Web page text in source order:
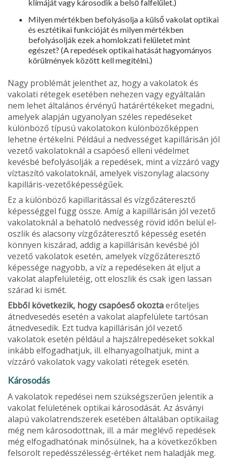
klímáját vagy károsodik a belső falfelület.)
Milyen mértékben befolyásolja a külső vako­lat optikai
és esztétikai funkcióját és milyen mértékben
befolyásolják ezek a homlokzati felületet mint
egészet? (A repedések optikai hatását hagyományos
körülmények között kell megítélni.)
Nagy problémát jelenthet az, hogy a vakolatok és
vakolati rétegek esetében nehezen vagy egyáltalán
nem lehet általános érvényű határértékeket megad­ni,
amelyek alapján ugyanolyan széles repedéseket
különböző típusú vakolatokon különbözőképpen
lehetne értékelni. Például a nedvességet kapillárisán jól
vezető vakolatoknál a csapóeső elleni védelmet
kevésbé befolyásolják a repedések, mint a vízzáró vagy
víztaszító vakolatoknál, amelyek viszonylag alacsony
kapilláris-vezetőképességűek.
Ez a külön­böző kapillaritással és vízgőzáteresztő
képességgel függ össze. Amíg a kapillárisán jól vezető
vakola­toknál a behatoló nedvesség rövid időn belül el­
oszlik és alacsony vízgőzáteresztő képesség esetén
könnyen kiszárad, addig a kapillárisán kevésbé jól
vezető vakolatok esetén, amelyek vízgőzáteresztő
képessége nagyobb, a víz a repedéseken át eljut a
vakolat alapfelületéig, ott eloszlik és csak igen lassan
szárad ki ismét.
Ebből következik, hogy csapóeső okoztaerőteljes
átnedvesedés esetén a vakolat alapfelülete tartósan
átnedvesedik. Ezt tud­va kapillárisán jól vezető
vakolatok esetén például a hajszálrepedéseket sokkal
inkább elfogadhatjuk, ill. elhanyagolhatjuk, mint a
vízzáró vakolatok vagy vakolati rétegek esetén.
Károsodás
A vakolatok repedései nem szükségszerűen je­lentik a
vakolat felületének optikai károsodását. Az ásványi
alapú vakolatrendszerek esetében általában optikailag
még nem károsodottnak, ill. a már meg­lévő repedések
még elfogadhatónak minősülnek, ha a következőkben
felsorolt repedésszélesség-értéket nem haladják meg.